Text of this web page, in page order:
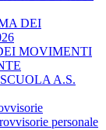
DEI
MOVIMENTI
A.S.
personale